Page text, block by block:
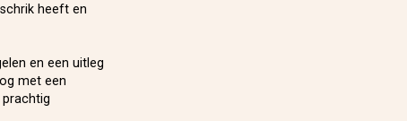
heeft en
en een uitleg
met een